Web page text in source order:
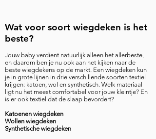
Wat voor soort wiegdeken is het
beste?
Jouw baby verdient natuurlijk alleen het allerbeste,
en daarom ben je nu ook aan het kijken naar de
beste wiegdekens op de markt. Een wiegdeken kun
je in grote lijnen in drie verschillende soorten textiel
krijgen: katoen, wol en synthetisch. Welk materiaal
ligt nu het meest comfortabel voor jouw kleintje? En
is er ook textiel dat de slaap bevordert?
Katoenen wiegdeken
Wollen wiegdeken
Synthetische wiegdeken